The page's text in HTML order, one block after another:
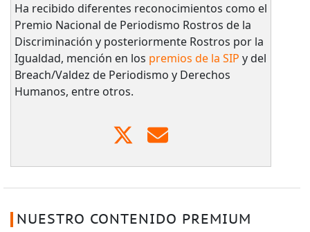
Ha recibido diferentes reconocimientos como el
Premio Nacional de Periodismo Rostros de la
Discriminación y posteriormente Rostros por la
Igualdad, mención en los premios de la SIP y del
Breach/Valdez de Periodismo y Derechos
Humanos, entre otros.
NUESTRO CONTENIDO PREMIUM